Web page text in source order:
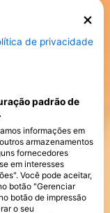
e a Ilha de
de mergulho
de privacidade
padrão de
informações em
armazenamentos
fornecedores
em interesses
Você pode aceitar,
botão "Gerenciar
botão de impressão
o seu